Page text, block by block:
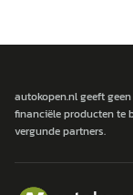
autokopen.nl geeft
financiële producten te
vergunde partners.